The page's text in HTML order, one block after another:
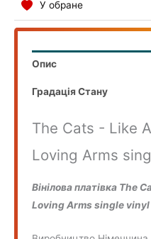
У обране
Опис
Градація Стану
The Cats - Like
Loving Arms
Вінілова платівка The
Loving Arms single vinyl